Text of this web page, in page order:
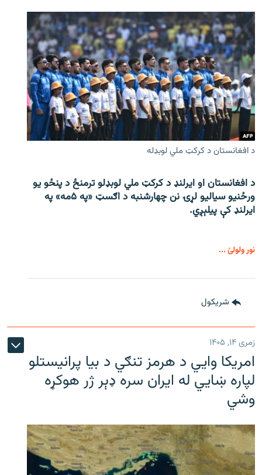
د افغانستان د کرکټ ملي لوبډله
د افغانستان او ایرلنډ د کرکټ ملي لوبډلو ترمنځ د پنځو یو
ورځنیو سیالیو لړۍ نن چهارشنبه د اګسټ «په ۵مه» په
ایرلنډ کې پیلېږي.
نور ولولئ ...
شريکول
زمری ۱۴, ۱۴۰۵
امریکا وايي د هرمز تنګي د بیا پرانیستلو
لپاره ښایي له ایران سره ډېر ژر هوکړه
وشي